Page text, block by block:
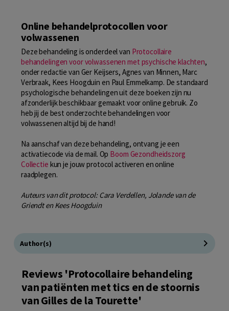
Online behandelprotocollen voor
volwassenen
Deze behandeling is onderdeel van Protocollaire
behandelingen voor volwassenen met psychische klachten,
onder redactie van Ger Keijsers, Agnes van Minnen, Marc
Verbraak, Kees Hoogduin en Paul Emmelkamp. De standaard
psychologische behandelingen uit deze boeken zijn nu
afzonderlijk beschikbaar gemaakt voor online gebruik. Zo
heb jij de best onderzochte behandelingen voor
volwassenen altijd bij de hand!
Na aanschaf van deze behandeling, ontvang je een
activatiecode via de mail. Op Boom Gezondheidszorg
Collectie kun je jouw protocol activeren en online
raadplegen.
Auteurs van dit protocol: Cara Verdellen, Jolande van de
Griendt en Kees Hoogduin
Author(s)
Reviews 'Protocollaire behandeling
van patiënten met tics en de stoornis
van Gilles de la Tourette'